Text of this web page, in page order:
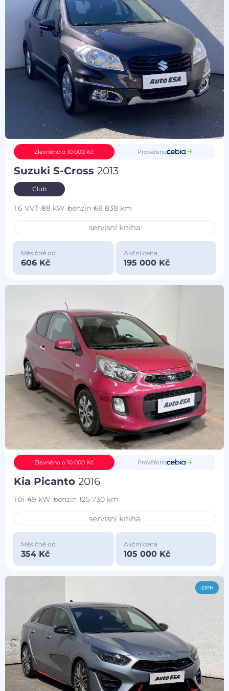
Zlevněno o 10 000 Kč Prověřeno
Suzuki S-Cross2013
Club
1.6 VVT 88 kW benzín 68 838 km
servisní kniha
Měsíčně od
606 Kč
Akční cena
195 000 Kč
Zlevněno o 10 000 Kč Prověřeno
Kia Picanto2016
1.0i 49 kW benzín 125 730 km
servisní kniha
Měsíčně od
354 Kč
Akční cena
105 000 Kč
-DPH